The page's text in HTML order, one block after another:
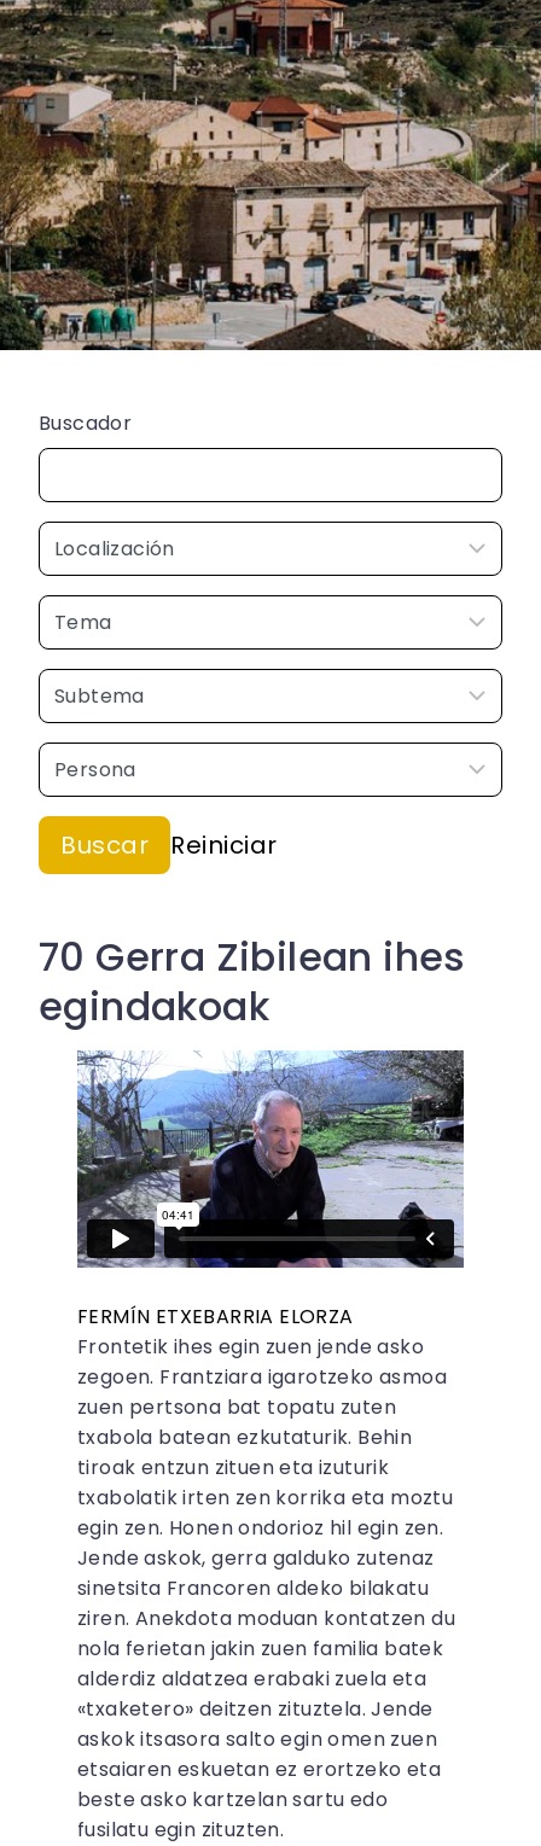
Buscador
70 Gerra Zibilean ihes
egindakoak
FERMÍN ETXEBARRIA ELORZA
Frontetik ihes egin zuen jende asko
zegoen. Frantziara igarotzeko asmoa
zuen pertsona bat topatu zuten
txabola batean ezkutaturik. Behin
tiroak entzun zituen eta izuturik
txabolatik irten zen korrika eta moztu
egin zen. Honen ondorioz hil egin zen.
Jende askok, gerra galduko zutenaz
sinetsita Francoren aldeko bilakatu
ziren. Anekdota moduan kontatzen du
nola ferietan jakin zuen familia batek
alderdiz aldatzea erabaki zuela eta
«txaketero» deitzen zituztela. Jende
askok itsasora salto egin omen zuen
etsaiaren eskuetan ez erortzeko eta
beste asko kartzelan sartu edo
fusilatu egin zituzten.